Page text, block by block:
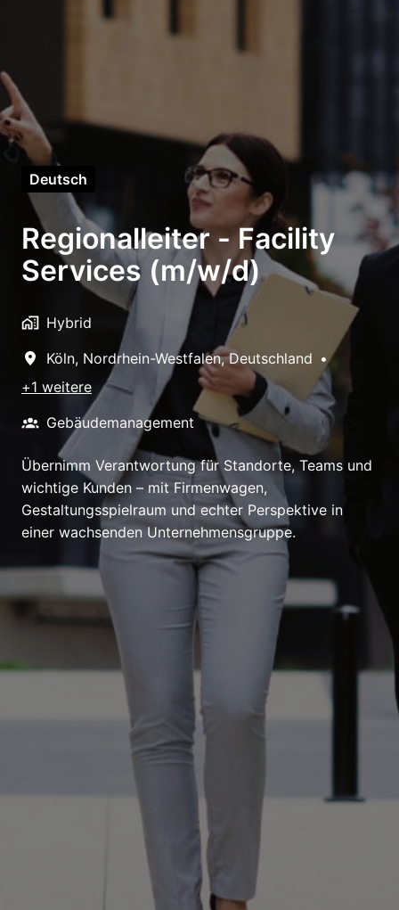
Deutsch
Regionalleiter - Facility
Services (m/w/d)
Hybrid
Köln, Nordrhein-Westfalen, Deutschland •
+1 weitere
Gebäudemanagement
Übernimm Verantwortung für Standorte, Teams und
wichtige Kunden – mit Firmenwagen,
Gestaltungsspielraum und echter Perspektive in
einer wachsenden Unternehmensgruppe.